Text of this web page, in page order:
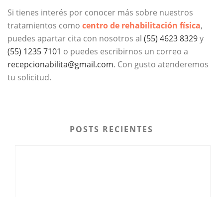
Si tienes interés por conocer más sobre nuestros
tratamientos como centro de rehabilitación física,
puedes apartar cita con nosotros al (55) 4623 8329y
(55) 1235 7101 o puedes escribirnos un correo a
recepcionabilita@gmail.com. Con gusto atenderemos
tu solicitud.
POSTS RECIENTES